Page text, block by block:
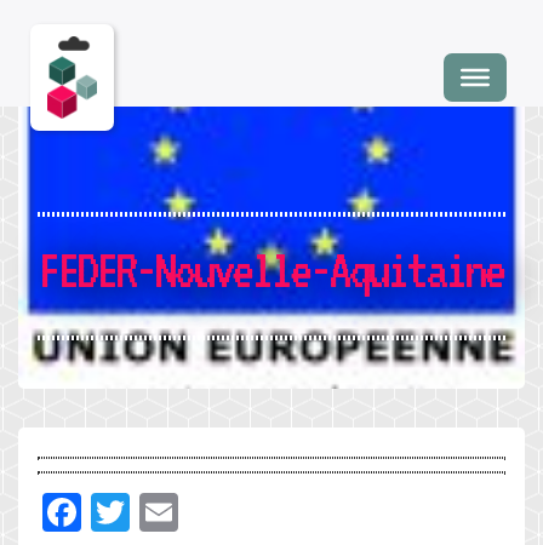
FEDER-Nouvelle-Aquitaine
Facebook
Twitter